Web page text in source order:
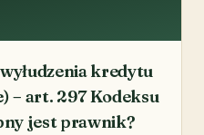
kredytu
– art. 297 Kodeksu
jest prawnik?